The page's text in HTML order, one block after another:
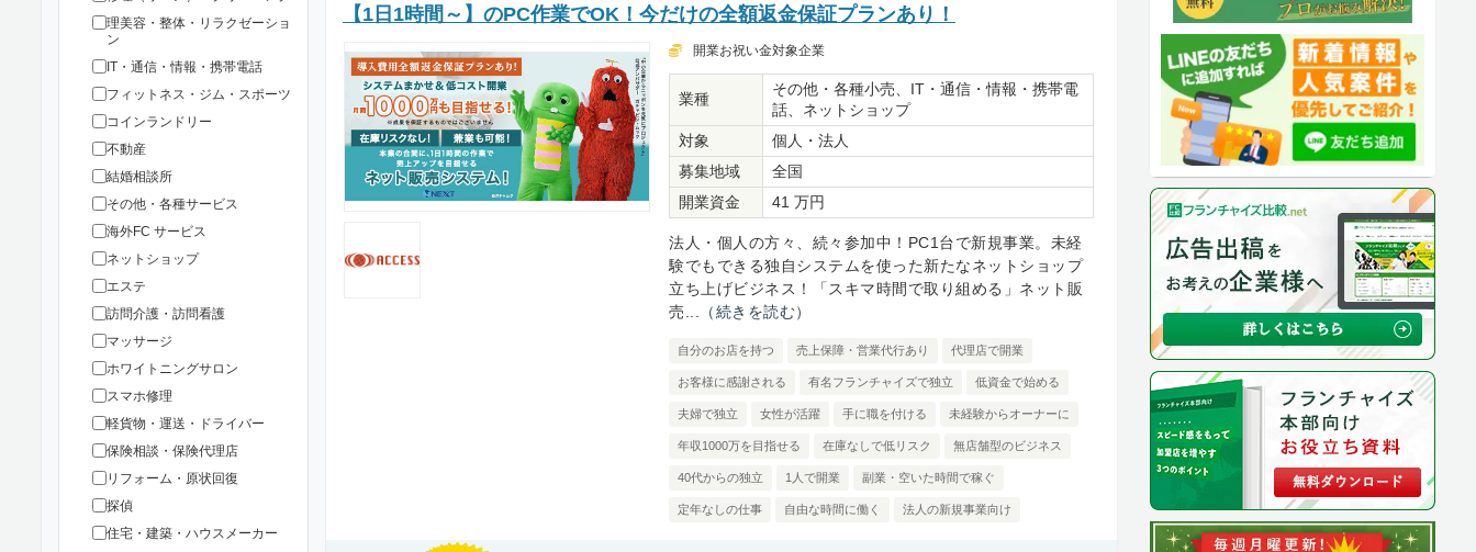
理美容・整体・リラクゼーショ
ン
IT・通信・情報・携帯電話
フィットネス・ジム・スポーツ
コインランドリー
不動産
結婚相談所
その他・各種サービス
海外FC サービス
ネットショップ
エステ
訪問介護・訪問看護
マッサージ
ホワイトニングサロン
スマホ修理
軽貨物・運送・ドライバー
保険相談・保険代理店
リフォーム・原状回復
探偵
住宅・建築・ハウスメーカー
【1日1時間～】のPC作業でOK！今だけの全額返金保証プランあり！
開業お祝い金対象企業
業種
その他・各種小売、IT・通信・情報・携帯電
話、ネットショップ
対象
個人・法人
募集地域
全国
開業資金
41 万円
法人・個人の方々、続々参加中！PC1台で新規事業。未経
験でもできる独自システムを使った新たなネットショップ
立ち上げビジネス！「スキマ時間で取り組める」ネット販
売...
（続きを読む）
自分のお店を持つ 売上保障・営業代行あり 代理店で開業
お客様に感謝される 有名フランチャイズで独立 低資金で始める
夫婦で独立 女性が活躍 手に職を付ける 未経験からオーナーに
年収1000万を目指せる 在庫なしで低リスク 無店舗型のビジネス
40代からの独立 1人で開業 副業・空いた時間で稼ぐ
定年なしの仕事 自由な時間に働く 法人の新規事業向け